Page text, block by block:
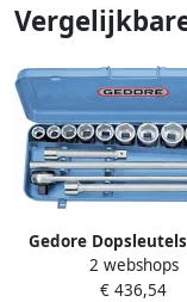
Gedore
14-dlg. 6280340
2 webshops
€ 436,54